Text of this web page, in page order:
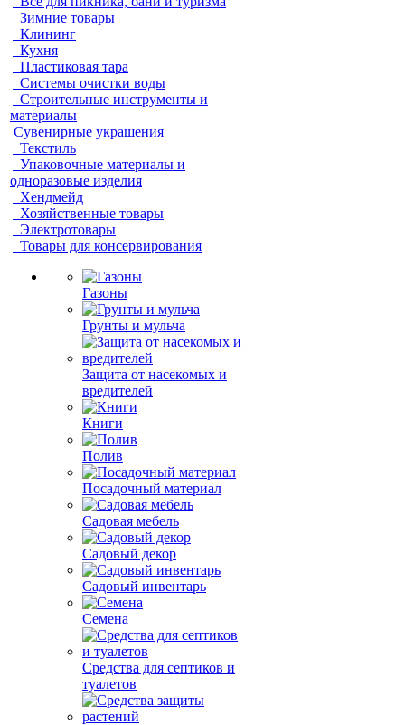
Зимние товары
Клининг
Кухня
Пластиковая тара
Системы очистки воды
Строительные инструменты и
материалы
Сувенирные украшения
Текстиль
Упаковочные материалы и
одноразовые изделия
Хендмейд
Хозяйственные товары
Электротовары
Товары для консервирования
Газоны
Грунты и мульча
Защита от насекомых и
вредителей
Книги
Полив
Посадочный материал
Садовая мебель
Садовый декор
Садовый инвентарь
Семена
Средства для септиков и
туалетов